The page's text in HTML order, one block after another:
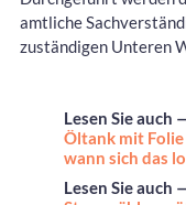
amtliche
zuständigen Unteren
Lesen Sie auch
Öltank mit Folie
wann sich das
Lesen Sie auch